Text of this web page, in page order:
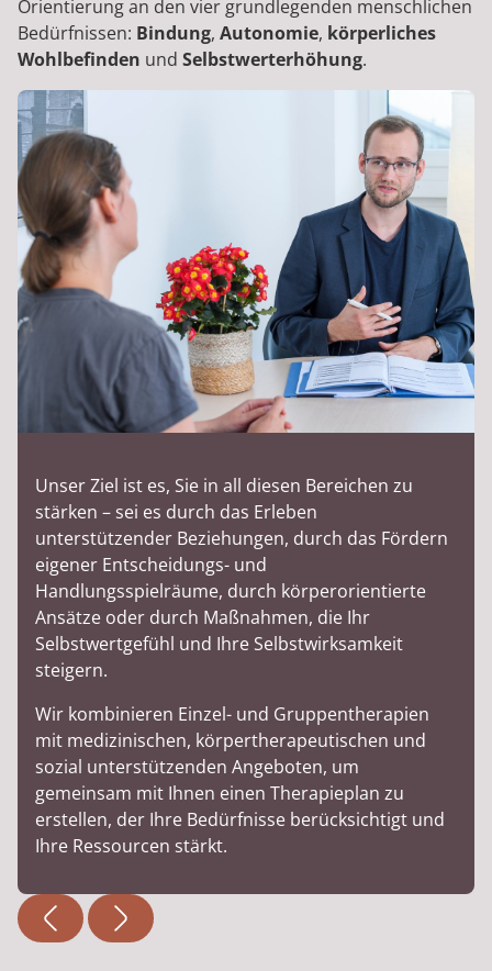
Orientierung an den vier grundlegenden menschlichen
Bedürfnissen: Bindung, Autonomie, körperliches
Wohlbefinden und Selbstwerterhöhung.
Unser Ziel ist es, Sie in all diesen Bereichen zu
stärken – sei es durch das Erleben
unterstützender Beziehungen, durch das Fördern
eigener Entscheidungs- und
Handlungsspielräume, durch körperorientierte
Ansätze oder durch Maßnahmen, die Ihr
Selbstwertgefühl und Ihre Selbstwirksamkeit
steigern.
Wir kombinieren Einzel- und Gruppentherapien
mit medizinischen, körpertherapeutischen und
sozial unterstützenden Angeboten, um
gemeinsam mit Ihnen einen Therapieplan zu
erstellen, der Ihre Bedürfnisse berücksichtigt und
Ihre Ressourcen stärkt.